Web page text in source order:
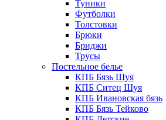
Туники
Футболки
Толстовки
Брюки
Бриджи
Трусы
Постельное белье
КПБ Бязь Шуя
КПБ Ситец Шуя
КПБ Ивановская бязь
КПБ Бязь Тейково